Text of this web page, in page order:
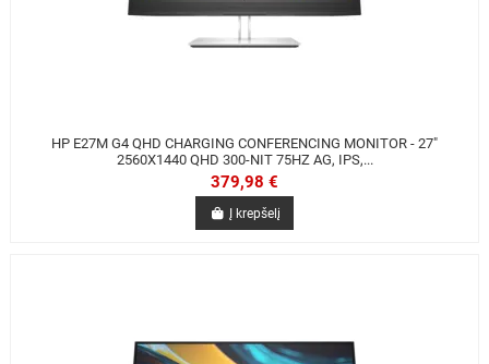
HP E27M G4 QHD CHARGING CONFERENCING MONITOR - 27"
2560X1440 QHD 300-NIT 75HZ AG, IPS,...
379,98 €
Į krepšelį